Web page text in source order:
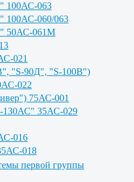
100АС-063
100АС-060/063
50АС-061М
021
"S-90Д", "S-100B")
022
75АС-001
130АС" 35АС-029
016
018
первой группы